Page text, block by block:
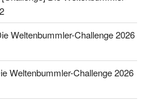
Weltenbummler-Challenge 2026
Weltenbummler-Challenge 2026